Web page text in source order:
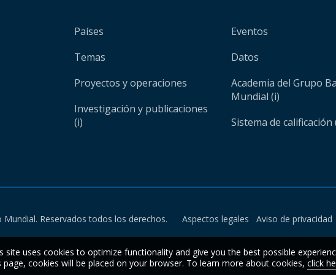
Países
Temas
Proyectos y operaciones
Investigación y publicaciones
(i)
Eventos
Datos
Academia del Grupo
Mundial (i)
Sistema de calificación
Reservados todos los derechos. Aspectos legales Aviso de privacidad
site uses cookies to optimize functionality and give you the best possible
page, cookies will be placed on your browser. To learn more about cookies, click